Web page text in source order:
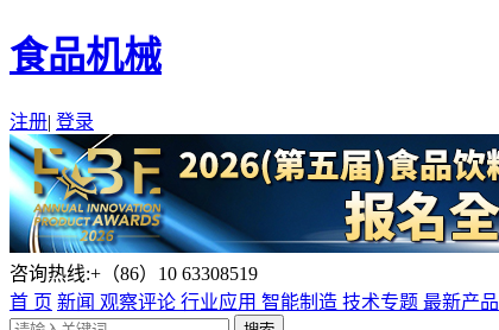
食品机械
注册| 登录
咨询热线:+（86）10 63308519
首 页 新闻 观察评论 行业应用 智能制造 技术专题 最新产品